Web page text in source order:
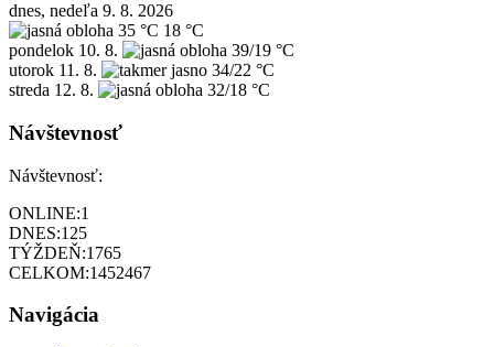
dnes, nedeľa 9. 8. 2026
35 °C 18 °C
pondelok 10. 8.
39/19 °C
utorok 11. 8.
34/22 °C
streda 12. 8. 32/18 °C
Návštevnosť
Návštevnosť:
ONLINE:1
DNES:125
TÝŽDEŇ:1765
CELKOM:1452467
Navigácia